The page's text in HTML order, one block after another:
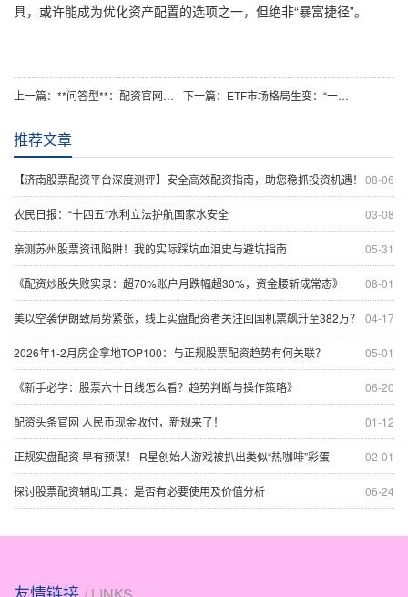
具，或许能成为优化资产配置的选项之一，但绝非“暴富捷径”。
上一篇： **问答型**：配资官网开户流程复杂吗？一文解答所有疑问 下一篇： ETF市场格局生变：“一哥”易主，“两大多强”态势持续
推荐文章
08-06
【济南股票配资平台深度测评】安全高效配资指南，助您稳抓投资机遇！
03-08
农民日报：“十四五”水利立法护航国家水安全
05-31
亲测苏州股票资讯陷阱！我的实际踩坑血泪史与避坑指南
08-01
《配资炒股失败实录：超70%账户月跌幅超30%，资金腰斩成常态》
04-17
美以空袭伊朗致局势紧张，线上实盘配资者关注回国机票飙升至382万？
05-01
2026年1-2月房企拿地TOP100：与正规股票配资趋势有何关联？
06-20
《新手必学：股票六十日线怎么看？趋势判断与操作策略》
01-12
配资头条官网 人民币现金收付，新规来了！
02-01
正规实盘配资 早有预谋！ R星创始人游戏被扒出类似“热咖啡”彩蛋
06-24
探讨股票配资辅助工具：是否有必要使用及价值分析
友情链接